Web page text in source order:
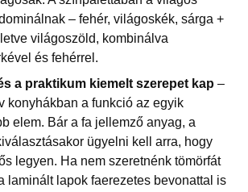
– fehér, világoskék, sárga +
világoszöld, kombinálva
és fehérrel.
a praktikum kiemelt szerepet kap –
konyhákban a funkció az egyik
elem. Bár a fa jellemző anyag, a
ügyelni kell arra, hogy
legyen. Ha nem szeretnénk tömörfát
laminált lapok faerezetes bevonattal is